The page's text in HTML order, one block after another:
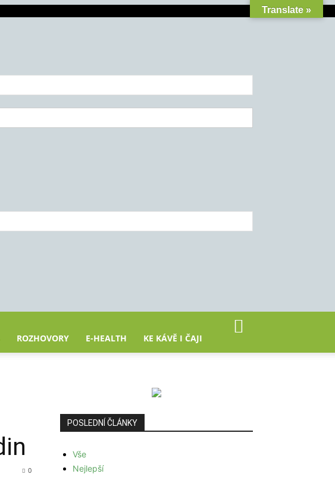
ROZHOVORY E-HEALTH KE KÁVĚ I ČAJI
0
POSLEDNÍ ČLÁNKY
Vše
Nejlepší
Translate »